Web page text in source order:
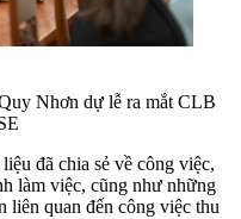
Nhơn dự lễ ra mắt CLB
đã chia sẻ về công việc,
làm việc, cũng như những
liên quan đến công việc thu